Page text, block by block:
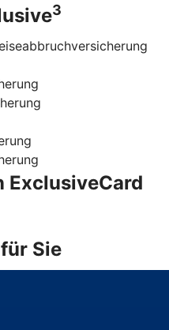
3
ExclusiveCard
Sie